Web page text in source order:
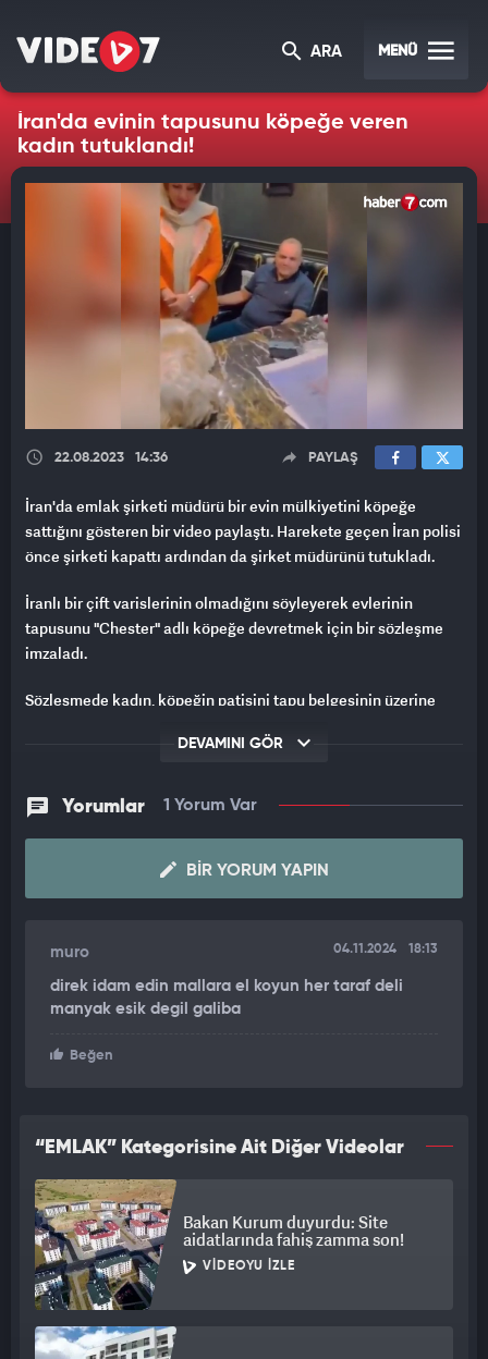
ARA MENÜ
İran'da evinin tapusunu köpeğe veren
kadın tutuklandı!
22.08.2023 14:36 PAYLAŞ
İran'da emlak şirketi müdürü bir evin mülkiyetini köpeğe
sattığını gösteren bir video paylaştı. Harekete geçen İran polisi
önce şirketi kapattı ardından da şirket müdürünü tutukladı.
İranlı bir çift varislerinin olmadığını söyleyerek evlerinin
tapusunu "Chester" adlı köpeğe devretmek için bir sözleşme
imzaladı.
Sözleşmede kadın, köpeğin patisini tapu belgesinin üzerine
Videoda, çiftin "Varisleri olmadığını ve evlerini köpeğe satmayı
istediklerini" belirttikleri duyulurken, olayın sosyal medyada
yayılmasının ardından İran polisi harekete geçti.
KADIN TUTUKLANDI, ŞİRKET KAPATILDI
tutuklandı.
Öte yandan işlemi yapan şirketin de kapatıldığı duyuruldu. Yine
yapılan açıklamada, evin köpeğe satılmasının "hiçbir yasal
ettiğini" belirtildi.
DEVAMINI GÖR
Yorumlar 1 Yorum Var
BIR YORUM YAPIN
muro 04.11.2024 18:13
direk idam edin mallara el koyun her taraf deli
manyak esik degil galiba
Beğen
“EMLAK” Kategorisine Ait Diğer Videolar
Bakan Kurum duyurdu: Site
aidatlarında fahiş zamma son!
VIDEOYU İZLE